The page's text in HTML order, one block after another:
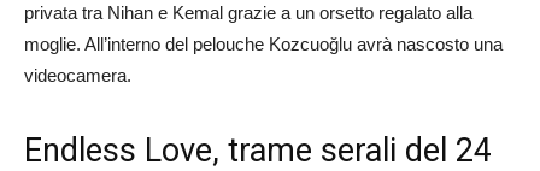
privata tra Nihan e Kemal grazie a un orsetto regalato alla
moglie. All’interno del pelouche Kozcuoğlu avrà nascosto una
videocamera.
Endless Love, trame serali del 24